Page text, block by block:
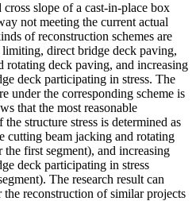
slope of a cast-in-place box
not meeting the current actual
of reconstruction schemes are
limiting, direct bridge deck paving,
rotating deck paving, and increasing
deck participating in stress. The
under the corresponding scheme is
that the most reasonable
structure stress is determined as
cutting beam jacking and rotating
first segment), and increasing
deck participating in stress
The research result can
reconstruction of similar projects